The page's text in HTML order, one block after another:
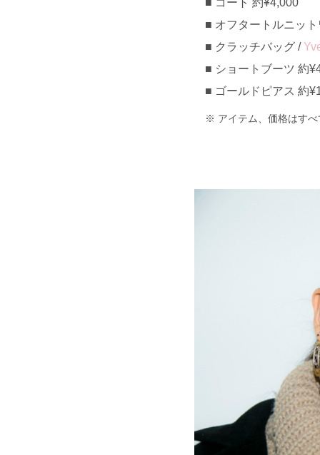
コート 約¥4,000
オフタートルニッ
クラッチバッグ /
ショートブーツ 約
ゴールドピアス 約
アイテム、価格はす